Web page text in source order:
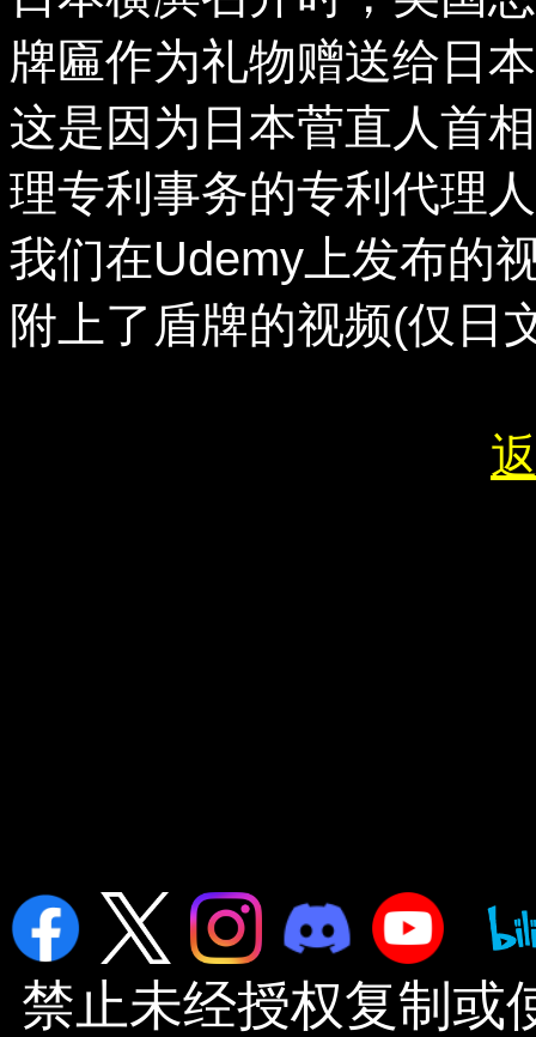
牌匾作为礼物赠送给日
这是因为日本菅直人首
理专利事务的专利代理
我们在Udemy上发布的
附上了盾牌的视频(仅日
禁止未经授权复制或